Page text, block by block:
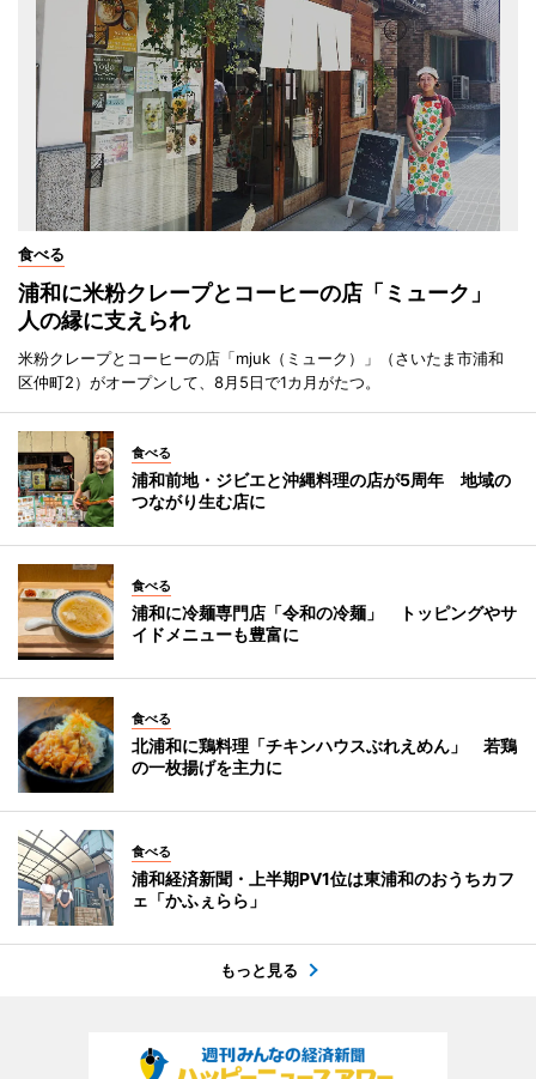
食べる
浦和に米粉クレープとコーヒーの店「ミューク」
人の縁に支えられ
米粉クレープとコーヒーの店「mjuk（ミューク）」（さいたま市浦和
区仲町2）がオープンして、8月5日で1カ月がたつ。
食べる
浦和前地・ジビエと沖縄料理の店が5周年 地域の
つながり生む店に
食べる
浦和に冷麺専門店「令和の冷麺」 トッピングやサ
イドメニューも豊富に
食べる
北浦和に鶏料理「チキンハウスぶれえめん」 若鶏
の一枚揚げを主力に
食べる
浦和経済新聞・上半期PV1位は東浦和のおうちカフ
ェ「かふぇらら」
もっと見る